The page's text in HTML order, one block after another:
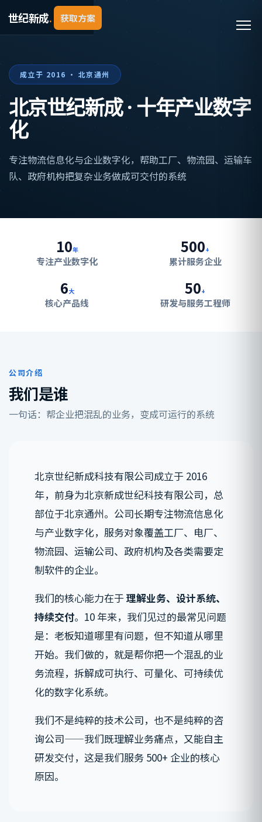
世纪新成. 获取方案
成立于 2016 · 北京通州
北京世纪新成 · 十年产业数字
化
专注物流信息化与企业数字化，帮助工厂、物流园、运输车
队、政府机构把复杂业务做成可交付的系统
10年
专注产业数字化
500+
累计服务企业
6大
核心产品线
50+
研发与服务工程师
公司介绍
我们是谁
一句话：帮企业把混乱的业务，变成可运行的系统
北京世纪新成科技有限公司成立于 2016
年，前身为北京新成世纪科技有限公司，总
部位于北京通州。公司长期专注物流信息化
与产业数字化，服务对象覆盖工厂、电厂、
物流园、运输公司、政府机构及各类需要定
制软件的企业。
我们的核心能力在于 理解业务、设计系统、
持续交付。10 年来，我们见过的最常见问题
是：老板知道哪里有问题，但不知道从哪里
开始。我们做的，就是帮你把一个混乱的业
务流程，拆解成可执行、可量化、可持续优
化的数字化系统。
我们不是纯粹的技术公司，也不是纯粹的咨
询公司——我们既理解业务痛点，又能自主
研发交付，这是我们服务 500+ 企业的核心
原因。